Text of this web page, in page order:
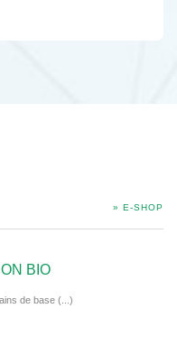
» E-SHOP
BIO
de base (...)